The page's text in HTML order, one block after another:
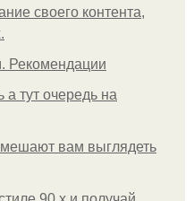
своего контента,
Рекомендации
тут очередь на
вам выглядеть